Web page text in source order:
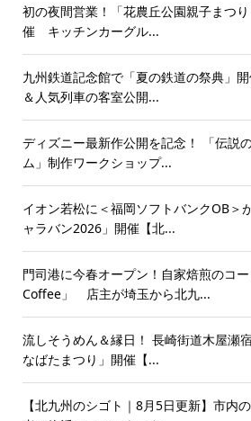
初の夜間営業！「花農丘公園親子まつ
催 キッチンカーグル...
九州鉄道記念館で「夏の鉄道の祭典」
＆人気列車の客室公開...
ディズニー最新作公開を記念！ 「伝説
ム」制作ワークショップ...
イオン若松に＜福岡ソフトバンクOB＞
ャラバン2026」開催【北...
門司港に今春オープン！自家焙煎のコ
Coffee」 店主が埼玉から北九...
流しそうめん＆縁日！ 長崎街道木屋瀬
なばたまつり」開催【...
【北九州のシゴト｜8月5日更新】市内